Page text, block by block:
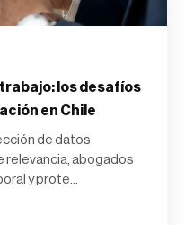
los desafíos
en Chile
de datos
abogados
y prote...